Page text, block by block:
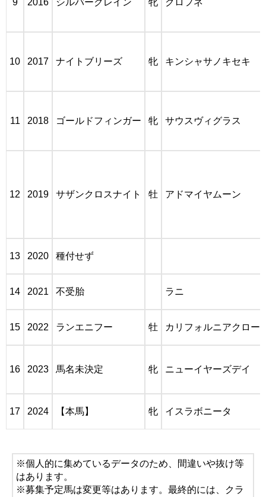
9 2016 シルバークレイン 牝 クロフネ
10 2017 ナイトブリーズ 牝 キンシャサノキセキ
11 2018 ゴールドフィンガー 牝 サウスヴィグラス
12 2019 サザンクロスナイト 牡 アドマイヤムーン
13 2020 種付せず
14 2021 不受胎 ラニ
15 2022 ランエニフー 牡 カリフォルニアクロー
16 2023 馬名未決定 牝 ニューイヤーズデイ
17 2024 【本馬】 牝 イスラボニータ
※個人的に集めているデータのため、間違いや抜け等
はあります。
※募集予定馬は変更等はあります。最終的には、クラ